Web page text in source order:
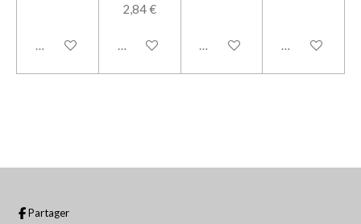
Ajouter au panier
2,84 €
Ajouter au panierAjouter au panierAjouter au
Partager